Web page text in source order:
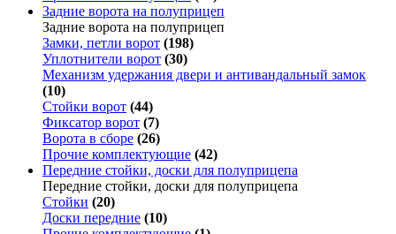
Задние ворота на полуприцеп
Задние ворота на полуприцеп
Замки, петли ворот (198)
Уплотнители ворот (30)
Механизм удержания двери и антивандальный замок
(10)
Стойки ворот (44)
Фиксатор ворот (7)
Ворота в сборе (26)
Прочие комплектующие (42)
Передние стойки, доски для полуприцепа
Передние стойки, доски для полуприцепа
Стойки (20)
Доски передние (10)